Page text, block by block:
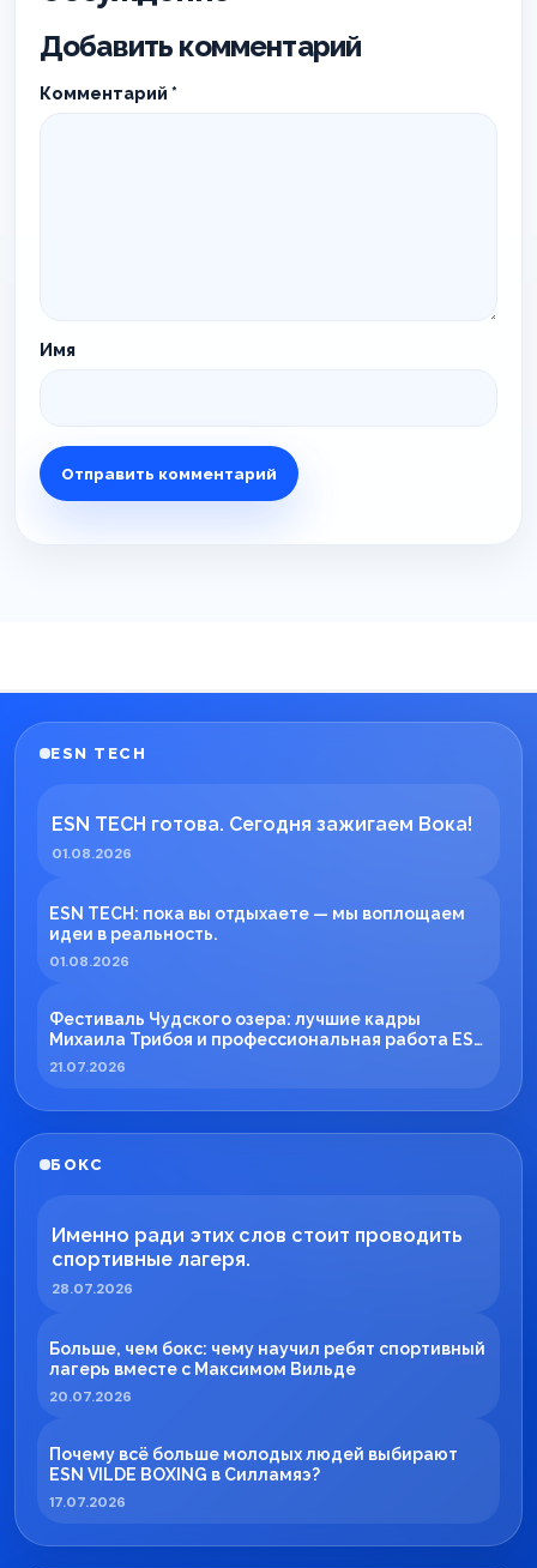
Добавить комментарий
Комментарий *
Имя
ESN TECH
ESN TECH готова. Сегодня зажигаем Вока!
01.08.2026
ESN TECH: пока вы отдыхаете — мы воплощаем
идеи в реальность.
01.08.2026
Фестиваль Чудского озера: лучшие кадры
Михаила Трибоя и профессиональная работа ESN
TECH
21.07.2026
БОКС
Именно ради этих слов стоит проводить
спортивные лагеря.
28.07.2026
Больше, чем бокс: чему научил ребят спортивный
лагерь вместе с Максимом Вильде
20.07.2026
Почему всё больше молодых людей выбирают
ESN VILDE BOXING в Силламяэ?
17.07.2026